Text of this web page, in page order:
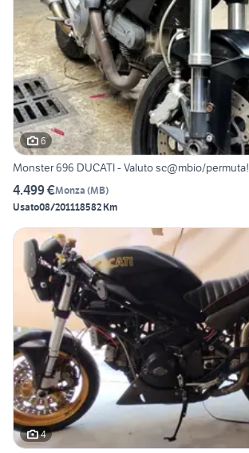
6
Monster 696 DUCATI - Valuto sc@mbio/permuta!
4.499 €Monza (MB)
Usato08/201118582 Km
4